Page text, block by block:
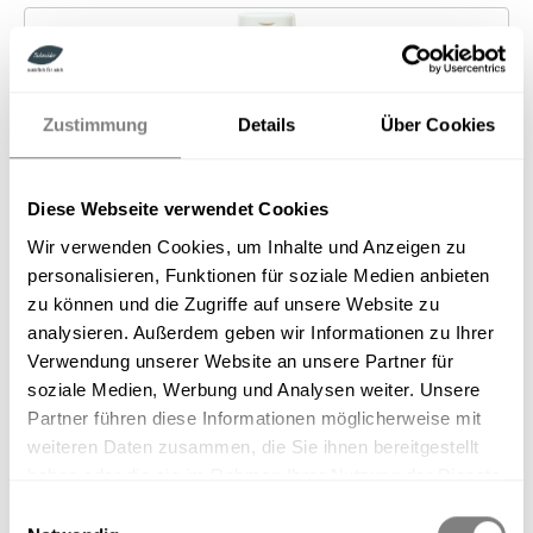
Zustimmung Details Über Cookies
Diese Webseite verwendet Cookies
Wir verwenden Cookies, um Inhalte und Anzeigen zu
personalisieren, Funktionen für soziale Medien anbieten
zu können und die Zugriffe auf unsere Website zu
analysieren. Außerdem geben wir Informationen zu Ihrer
Verwendung unserer Website an unsere Partner für
soziale Medien, Werbung und Analysen weiter. Unsere
Partner führen diese Informationen möglicherweise mit
weiteren Daten zusammen, die Sie ihnen bereitgestellt
Bildergalerie überspringen
Reichhaltige Creme mit wertvollen Mineralien
60,00 €*